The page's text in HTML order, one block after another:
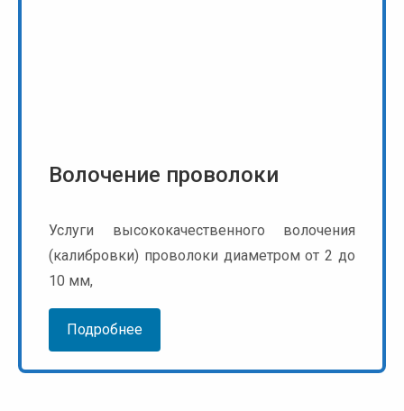
Волочение проволоки
Услуги высококачественного волочения
(калибровки) проволоки диаметром от 2 до
10 мм,
Подробнее